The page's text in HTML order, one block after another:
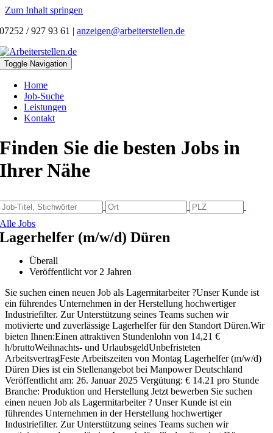
Zum Inhalt springen
07252 / 927 93 61 |anzeigen@arbeiterstellen.de
Toggle Navigation
Home
Job-Suche
Leistungen
Kontakt
Finden Sie die besten Jobs in
Ihrer Nähe
Alle Jobs
Lagerhelfer (m/w/d) Düren
Überall
Veröffentlicht vor 2 Jahren
Sie suchen einen neuen Job als Lagermitarbeiter ?Unser Kunde ist
ein führendes Unternehmen in der Herstellung hochwertiger
Industriefilter. Zur Unterstützung seines Teams suchen wir
motivierte und zuverlässige Lagerhelfer für den Standort Düren.Wir
bieten Ihnen:Einen attraktiven Stundenlohn von 14,21 €
h/bruttoWeihnachts- und UrlaubsgeldUnbefristeten
ArbeitsvertragFeste Arbeitszeiten von Montag Lagerhelfer (m/w/d)
Düren Dies ist ein Stellenangebot bei Manpower Deutschland
Veröffentlicht am: 26. Januar 2025 Vergütung: € 14.21 pro Stunde
Branche: Produktion und Herstellung Jetzt bewerben Sie suchen
einen neuen Job als Lagermitarbeiter ? Unser Kunde ist ein
führendes Unternehmen in der Herstellung hochwertiger
Industriefilter. Zur Unterstützung seines Teams suchen wir